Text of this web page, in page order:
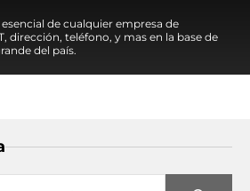
de cualquier empresa de
dirección, teléfono, y mas en la base de
del país.